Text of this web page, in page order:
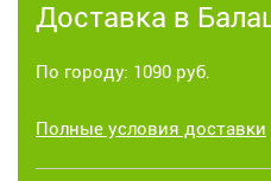
Доставка в
По городу: 1090 руб.
Полные условия доставки